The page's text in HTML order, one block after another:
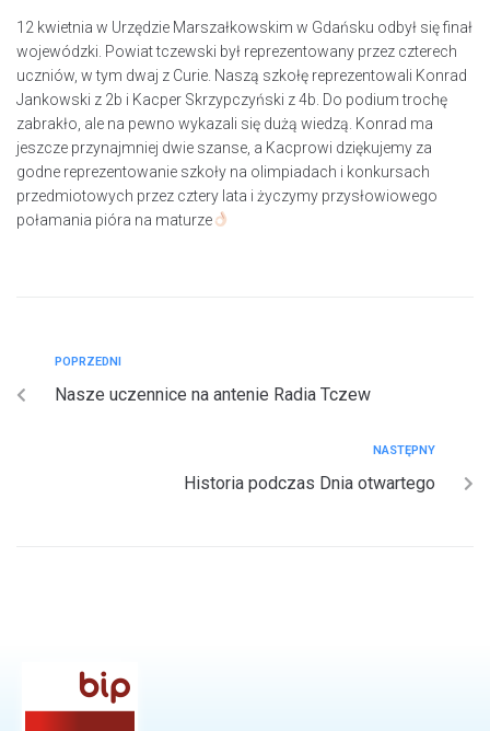
12 kwietnia w Urzędzie Marszałkowskim w Gdańsku odbył się finał
wojewódzki. Powiat tczewski był reprezentowany przez czterech
uczniów, w tym dwaj z Curie. Naszą szkołę reprezentowali Konrad
Jankowski z 2b i Kacper Skrzypczyński z 4b. Do podium trochę
zabrakło, ale na pewno wykazali się dużą wiedzą. Konrad ma
jeszcze przynajmniej dwie szanse, a Kacprowi dziękujemy za
godne reprezentowanie szkoły na olimpiadach i konkursach
przedmiotowych przez cztery lata i życzymy przysłowiowego
połamania pióra na maturze
POPRZEDNI
Nasze uczennice na antenie Radia Tczew
NASTĘPNY
Historia podczas Dnia otwartego